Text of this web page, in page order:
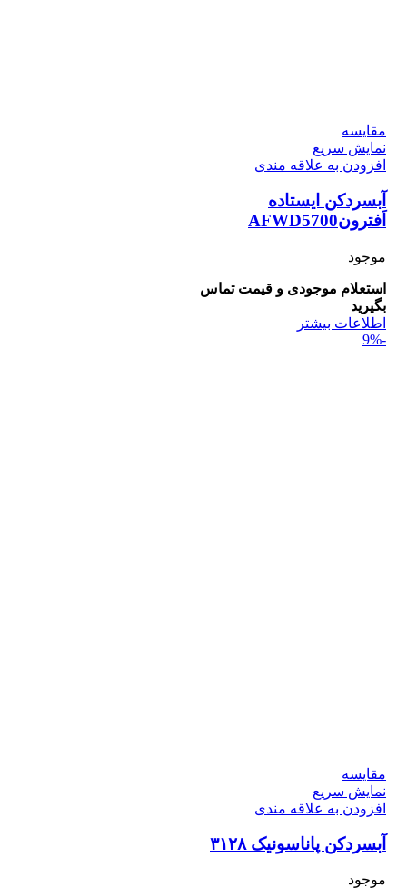
مقايسه
نمایش سریع
افزودن به علاقه مندی
آبسردکن ایستاده
اَفترونAFWD5700
موجود
استعلام موجودی و قیمت تماس
بگیرید
اطلاعات بیشتر
-9%
مقايسه
نمایش سریع
افزودن به علاقه مندی
آبسردکن پاناسونیک ۳۱۲۸
موجود